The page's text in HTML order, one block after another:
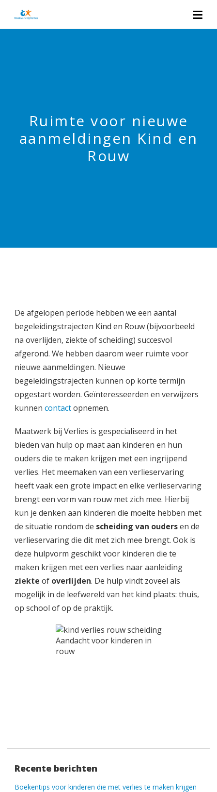
Ruimte voor nieuwe
aanmeldingen Kind en
Rouw
De afgelopen periode hebben we een aantal
begeleidingstrajecten Kind en Rouw (bijvoorbeeld
na overlijden, ziekte of scheiding) succesvol
afgerond. We hebben daarom weer ruimte voor
nieuwe aanmeldingen. Nieuwe
begeleidingstrajecten kunnen op korte termijn
opgestart worden. Geïnteresseerden en verwijzers
kunnen contactopnemen.
Maatwerk bij Verlies is gespecialiseerd in het
bieden van hulp op maat aan kinderen en hun
ouders die te maken krijgen met een ingrijpend
verlies. Het meemaken van een verlieservaring
heeft vaak een grote impact en elke verlieservaring
brengt een vorm van rouw met zich mee. Hierbij
kun je denken aan kinderen die moeite hebben met
de situatie rondom de scheiding van oudersen de
verlieservaring die dit met zich mee brengt. Ook is
deze hulpvorm geschikt voor kinderen die te
maken krijgen met een verlies naar aanleiding
ziekte of overlijden. De hulp vindt zoveel als
mogelijk in de leefwereld van het kind plaats: thuis,
op school of op de praktijk.
Aandacht voor kinderen in
rouw
Recente berichten
Boekentips voor kinderen die met verlies te maken krijgen